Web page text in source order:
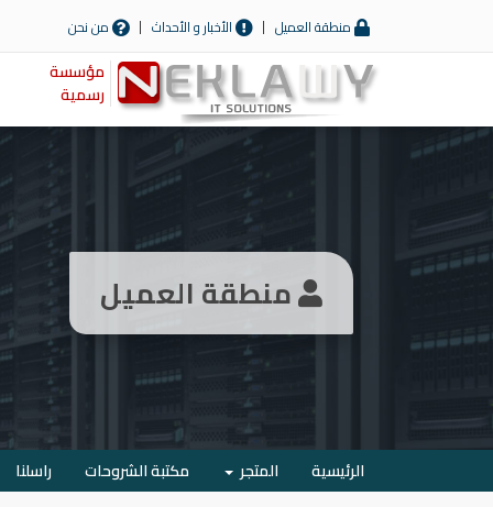
منطقة العميل الأخبار و الأحداث من نحن
مؤسسة
رسمية
منطقة العميل
الرئيسية المتجر مكتبة الشروحات راسلنا